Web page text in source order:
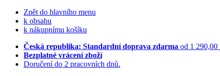
Zpět do hlavního menu
k obsahu
k nákupnímu košíku
Česká republika: Standardní doprava zdarma od 1 290,00
Bezplatné vrácení zboží
Doručení do 2 pracovních dnů.